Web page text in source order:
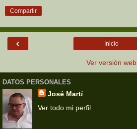
Compartir
‹ Inicio
Ver versión web
DATOS PERSONALES
José Martí
Ver todo mi perfil